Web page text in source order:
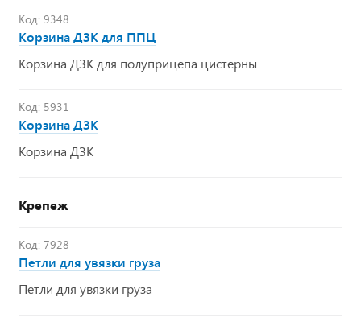
Код: 9348
Корзина ДЗК для ППЦ
Корзина ДЗК для полуприцепа цистерны
Код: 5931
Корзина ДЗК
Корзина ДЗК
Крепеж
Код: 7928
Петли для увязки груза
Петли для увязки груза